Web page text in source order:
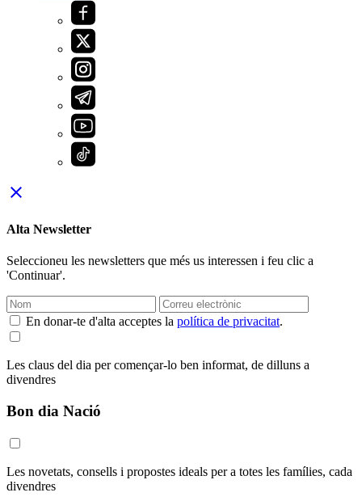
close
Alta Newsletter
Seleccioneu les newsletters que més us interessen i feu clic a
'Continuar'.
En donar-te d'alta acceptes la política de privacitat.
Les claus del dia per començar-lo ben informat, de dilluns a
divendres
Bon dia Nació
Les novetats, consells i propostes ideals per a totes les famílies, cada
divendres